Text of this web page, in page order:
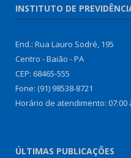
INSTITUTO DE
End.: Rua Lauro Sodré, 195
Centro - Baião - PA
CEP: 68465-555
Fone: (91) 98538-8721
Horário de atendimento: 07:00
ÚLTIMAS PUBLICAÇÕES